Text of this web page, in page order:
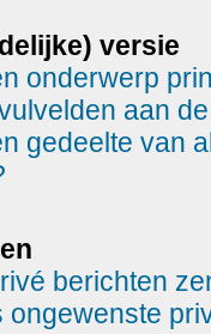
versie
onderwerp
aan
gedeelte van
berichten
ongewenste